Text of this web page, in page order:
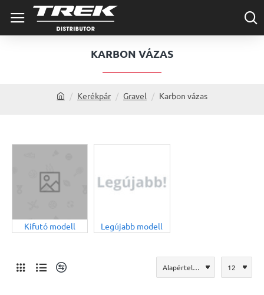
KARBON VÁZAS
o
e
Kerékpár Gravel Karbon vázas
Kifutó modell Legújabb modell